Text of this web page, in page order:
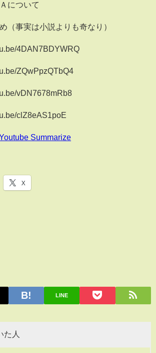
について
（事実は小説よりも奇なり）
4DAN7BDYWRQ
ZQwPpzQTbQ4
vDN7678mRb8
clZ8eAS1poE
Summarize
X
LINE
た人